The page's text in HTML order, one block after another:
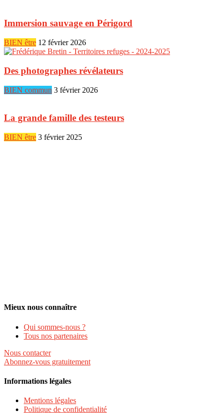
Immersion sauvage en Périgord
BIEN être 12 février 2026
Des photographes révélateurs
BIEN commun 3 février 2026
La grande famille des testeurs
BIEN être 3 février 2025
Mieux nous connaître
Qui sommes-nous ?
Tous nos partenaires
Nous contacter
Abonnez-vous gratuitement
Informations légales
Mentions légales
Politique de confidentialité